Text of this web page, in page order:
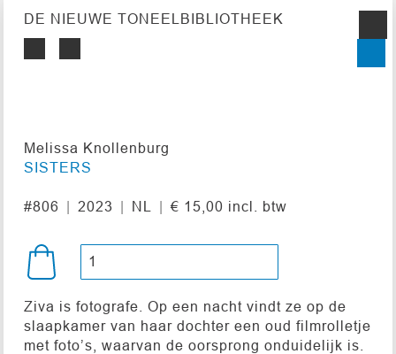
DE NIEUWE TONEELBIBLIOTHEEK
Melissa Knollenburg
SISTERS
#806 2023 NL € 15,00 incl. btw
Ziva is fotografe. Op een nacht vindt ze op de
slaapkamer van haar dochter een oud filmrolletje
met foto’s, waarvan de oorsprong onduidelijk is.